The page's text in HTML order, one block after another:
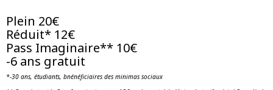
Plein 20€
Réduit* 12€
Pass Imaginaire** 10€
-6 ans gratuit
*-30 ans, étudiants, bnénéficiaires des minimas sociaux